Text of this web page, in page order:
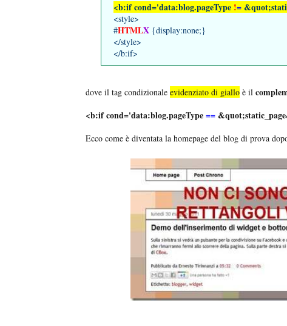
<b:if cond='data:blog.pageType !=
<style>
#HTMLX {display:none;}
</style>
</b:if>
dove il tag condizionale evidenziato di giallo è il
<b:if cond='data:blog.pageType==
Ecco come è diventata la homepage del blog di prova